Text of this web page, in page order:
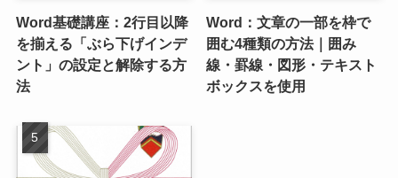
Word基礎講座：2行目以降
を揃える「ぶら下げインデ
ント」の設定と解除する方
法
Word：文章の一部を枠で
囲む4種類の方法｜囲み
線・罫線・図形・テキスト
ボックスを使用